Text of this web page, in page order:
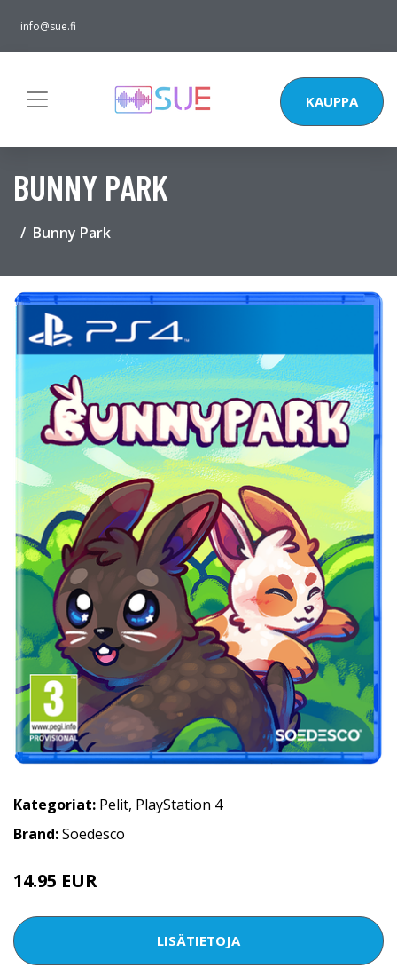
info@sue.fi
KAUPPA
BUNNY PARK
Bunny Park
Kategoriat: Pelit, PlayStation 4
Brand:Soedesco
14.95 EUR
LISÄTIETOJA